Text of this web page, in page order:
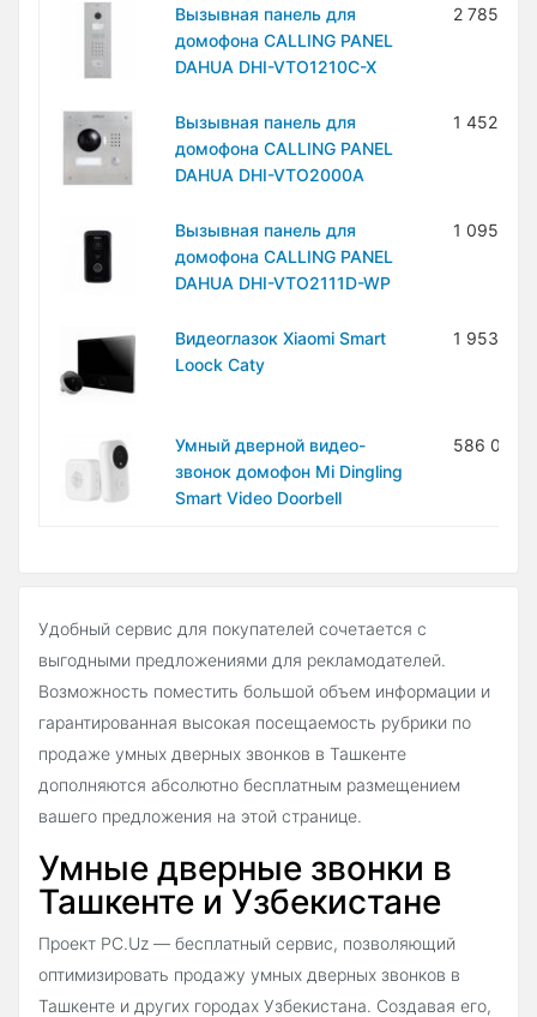
Вызывная панель для
домофона CALLING PANEL
DAHUA DHI-VTO1210C-X
2 785
Вызывная панель для
домофона CALLING PANEL
DAHUA DHI-VTO2000A
1 452
Вызывная панель для
домофона CALLING PANEL
DAHUA DHI-VTO2111D-WP
1 095
Видеоглазок Xiaomi Smart
Loock Caty
1 953
Умный дверной видео-
звонок домофон Mi Dingling
Smart Video Doorbell
586 000
Удобный сервис для покупателей сочетается с
выгодными предложениями для рекламодателей.
Возможность поместить большой объем информации и
гарантированная высокая посещаемость рубрики по
продаже умных дверных звонков в Ташкенте
дополняются абсолютно бесплатным размещением
вашего предложения на этой странице.
Умные дверные звонки в
Ташкенте и Узбекистане
Проект PC.Uz — бесплатный сервис, позволяющий
оптимизировать продажу умных дверных звонков в
Ташкенте и других городах Узбекистана. Создавая его,